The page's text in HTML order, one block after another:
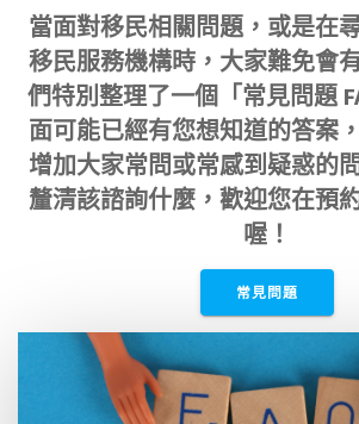
當面對移民相關問題，或是在
移民服務機構時，大家難免會
們特別整理了一個「常見問題
面可能已經有您想知道的答案
增加大家常問或常感到疑惑的
釐清該諮詢什麼，歡迎您在預
喔！
常見問題